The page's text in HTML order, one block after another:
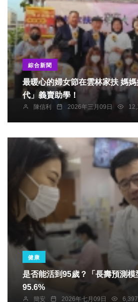
綜合新聞
最暖心的婦女節在雲林家扶 媽
代」義賣助學！
陳信利 2026年三月09日
健康
是否能活到95歲？「長壽預測模
95.6%
簡安 2026年七月09日